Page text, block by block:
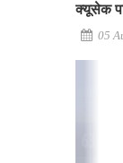
क्यूसेक
05